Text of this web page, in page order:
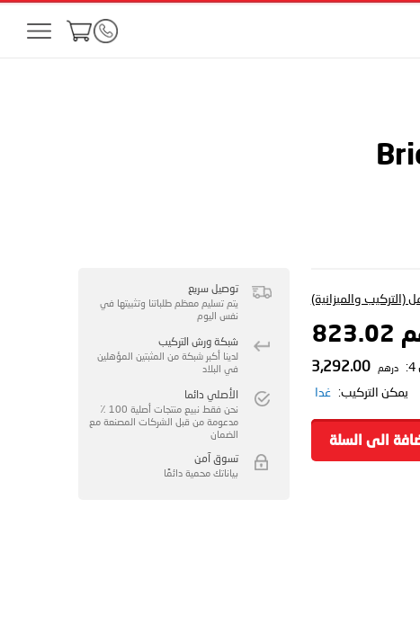
(التركيب والميزانية)
درهم 3,292.00
يمكن التركيب: غدا
الى السلة
توصيل سريع
يتم تسليم معظم طلباتنا وتثبيتها في
نفس اليوم
شبكة ورش التركيب
لدينا أكبر شبكة من المثبتين المؤهلين
في البلاد
الأصلي دائما
نحن فقط نبيع منتجات أصلية 100 ٪
مدعومة من قبل الشركات المصنعة مع
الضمان
تسوق آمن
بياناتك محمية دائمًا